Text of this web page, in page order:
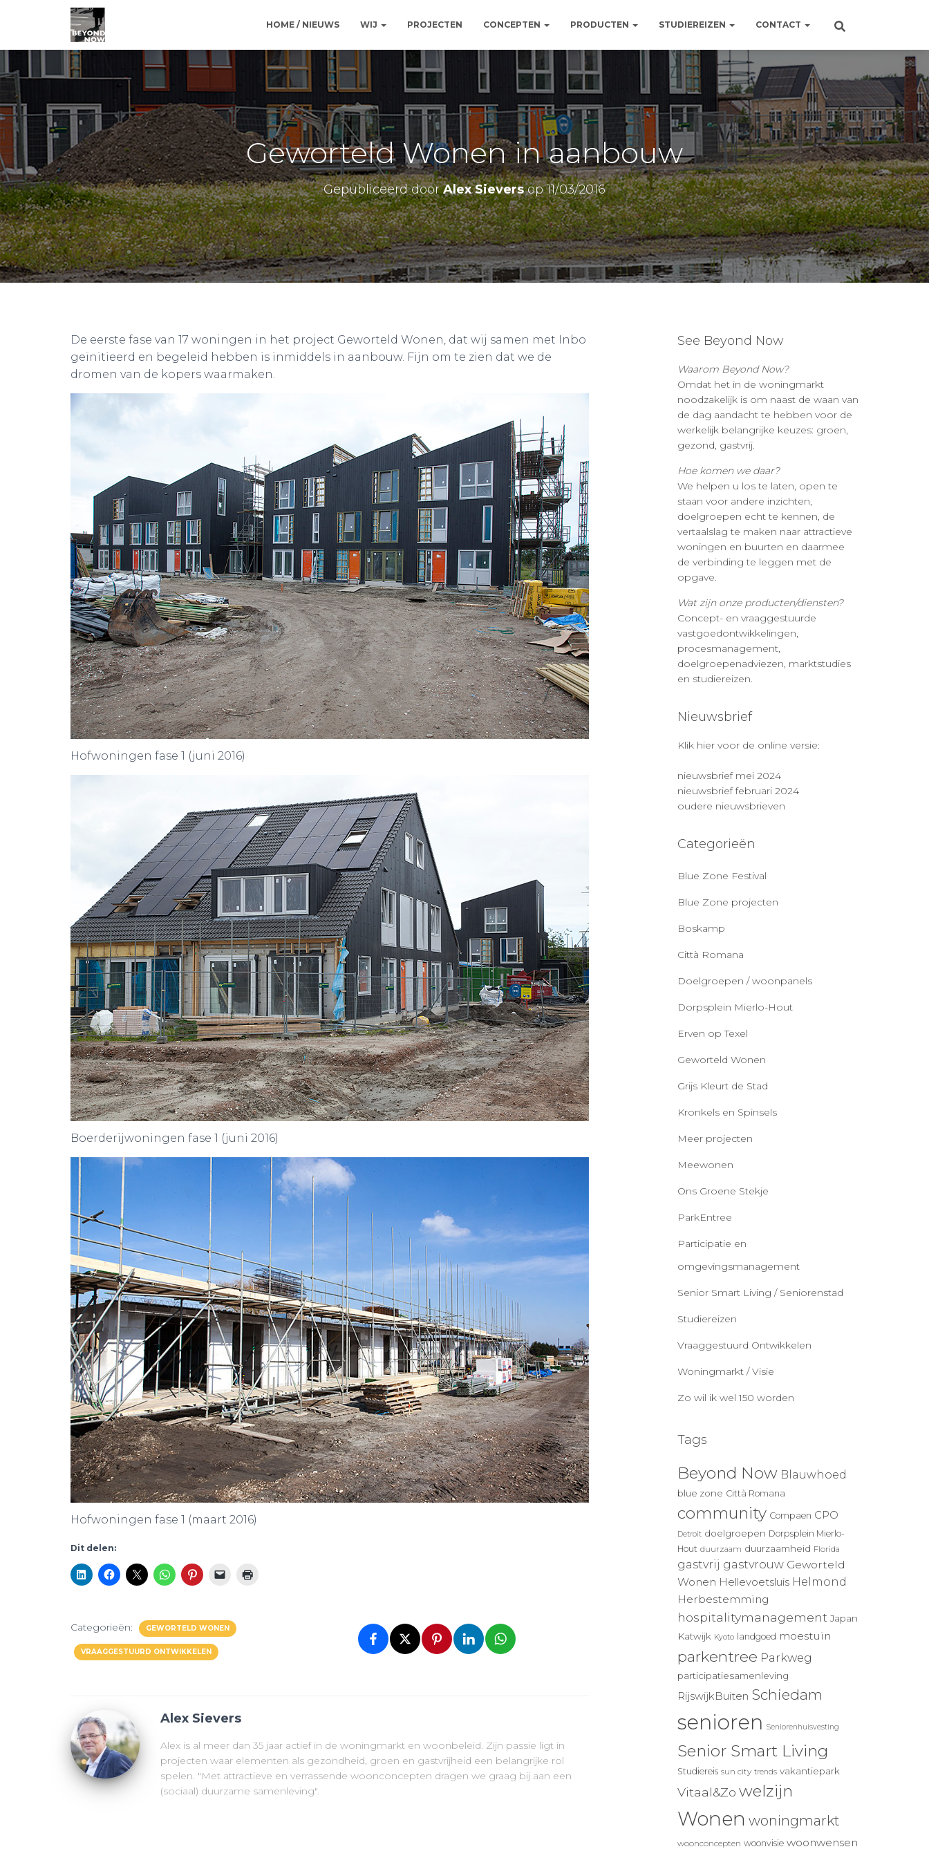
HOME / NIEUWS WIJ PROJECTEN CONCEPTEN PRODUCTEN STUDIEREIZEN CONTACT
Geworteld Wonen in aanbouw
Gepubliceerd doorAlex Sieversop11/03/2016
De eerste fase van 17 woningen in het project Geworteld Wonen, dat wij samen met Inbo
geïnitieerd en begeleid hebben is inmiddels in aanbouw. Fijn om te zien dat we de
dromen van de kopers waarmaken.
Hofwoningen fase 1 (juni 2016)
Boerderijwoningen fase 1 (juni 2016)
Hofwoningen fase 1 (maart 2016)
Dit delen:
Categorieën: GEWORTELD WONEN
VRAAGGESTUURD ONTWIKKELEN
Alex Sievers
Alex is al meer dan 35 jaar actief in de woningmarkt en woonbeleid. Zijn passie ligt in
projecten waar elementen als gezondheid, groen en gastvrijheid een belangrijke rol
spelen. "Met attractieve en verrassende woonconcepten dragen we graag bij aan een
(sociaal) duurzame samenleving".
See Beyond Now
Waarom Beyond Now?
Omdat het in de woningmarkt
noodzakelijk is om naast de waan van
de dag aandacht te hebben voor de
werkelijk belangrijke keuzes: groen,
gezond, gastvrij.
Hoe komen we daar?
We helpen u los te laten, open te
staan voor andere inzichten,
doelgroepen echt te kennen, de
vertaalslag te maken naar attractieve
woningen en buurten en daarmee
de verbinding te leggen met de
opgave.
Wat zijn onze producten/diensten?
Concept- en vraaggestuurde
vastgoedontwikkelingen,
procesmanagement,
doelgroepenadviezen, marktstudies
en studiereizen.
Nieuwsbrief
Klik hier voor de online versie:
nieuwsbrief mei 2024
nieuwsbrief februari 2024
oudere nieuwsbrieven
Categorieën
Blue Zone Festival
Blue Zone projecten
Boskamp
Città Romana
Doelgroepen / woonpanels
Dorpsplein Mierlo-Hout
Erven op Texel
Geworteld Wonen
Grijs Kleurt de Stad
Kronkels en Spinsels
Meer projecten
Meewonen
Ons Groene Stekje
ParkEntree
Participatie en
omgevingsmanagement
Senior Smart Living / Seniorenstad
Studiereizen
Vraaggestuurd Ontwikkelen
Woningmarkt / Visie
Zo wil ik wel 150 worden
Tags
Beyond Now Blauwhoed
blue zone Città Romana
community Compaen CPO
Detroit doelgroepen Dorpsplein Mierlo-
Hout duurzaam duurzaamheid Florida
gastvrij gastvrouw Geworteld
Wonen Hellevoetsluis Helmond
Herbestemming
hospitalitymanagement Japan
Katwijk Kyoto landgoed moestuin
parkentree Parkweg
participatiesamenleving
RijswijkBuiten Schiedam
senioren Seniorenhuisvesting
Senior Smart Living
Studiereis sun city trends vakantiepark
Vitaal&Zo welzijn
Wonen woningmarkt
woonconcepten woonvisie woonwensen